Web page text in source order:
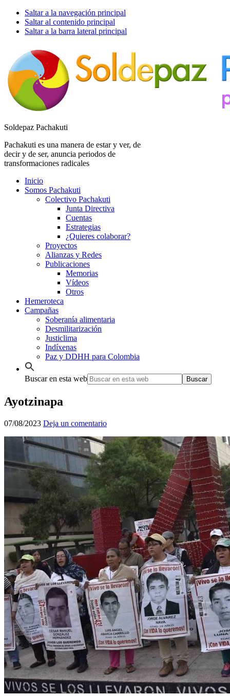
Saltar a la navegación principal
Saltar al contenido principal
Saltar a la barra lateral principal
Soldepaz Pachakuti
Pachakuti es una manera de estar y ver, de
decir y de ser, anuncia periodos de
transformaciones radicales
Inicio
Somos Pachakuti
Colectivo Pachakuti
Junta Directiva
Cuentas
Estrategias
¿Quieres colaborar?
Proyectos
Alianzas y Redes
Publicaciones
Memorias
Vídeos
Otros
Hemeroteca
Campañas
Soberanía alimentaria
Desmilitarización
Justiclima
Indíxenas
Paz y DDHH para Colombia
Buscar en esta web
Ayotzinapa
07/08/2023 Deja un comentario